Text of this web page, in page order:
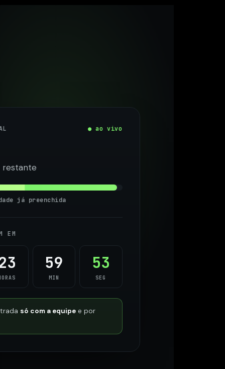
● ao vivo
restante
já preenchida
EM
59
MIN
52
SEG
só com a equipe e por